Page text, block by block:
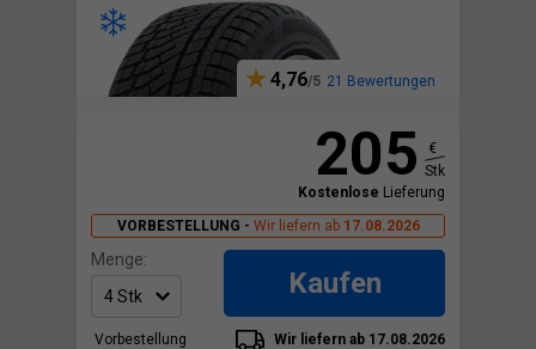
4,76 21 Bewertungen
205
€
Stk
Kostenlose Lieferung
VORBESTELLUNG - Wir liefern ab 17.08.2026
Menge:
Kaufen
Vorbestellung Wir liefern ab 17.08.2026